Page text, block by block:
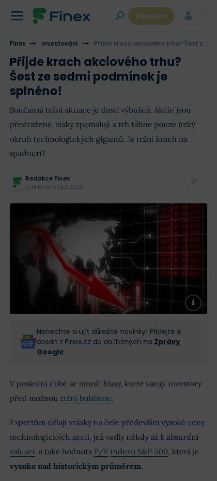
Premium
Finex Investování Přijde krach akciového trhu? Šest ze sedmi podmínek je splněno!
Přijde krach akciového trhu?
Šest ze sedmi podmínek je
splněno!
Současná tržní situace je dosti výbušná. Akcie jsou
předražené, zisky zpomalují a trh táhne pouze úzký
okruh technologických gigantů. Je tržní krach na
spadnutí?
Redakce Finex
Publikováno 24. 1. 2025
Nenechte si ujít důležité novinky! Přidejte si
obsah z Finex.cz do oblíbených na Zprávy
Google.
V poslední době se množí hlasy, které varují investory
před možnou tržní bublinou.
Expertům dělají vrásky na čele především vysoké ceny
technologických akcií, jež vedly někdy až k absurdní
valuaci, a také hodnota P/E indexu S&P 500, která je
vysoko nad historickým průměrem.